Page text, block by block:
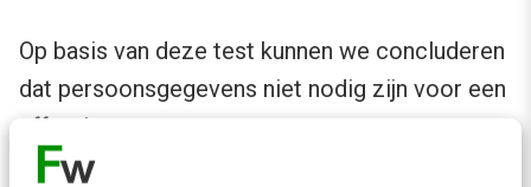
Op basis van deze test kunnen we concluderen
dat persoonsgegevens niet nodig zijn voor een
effectieve campagne.